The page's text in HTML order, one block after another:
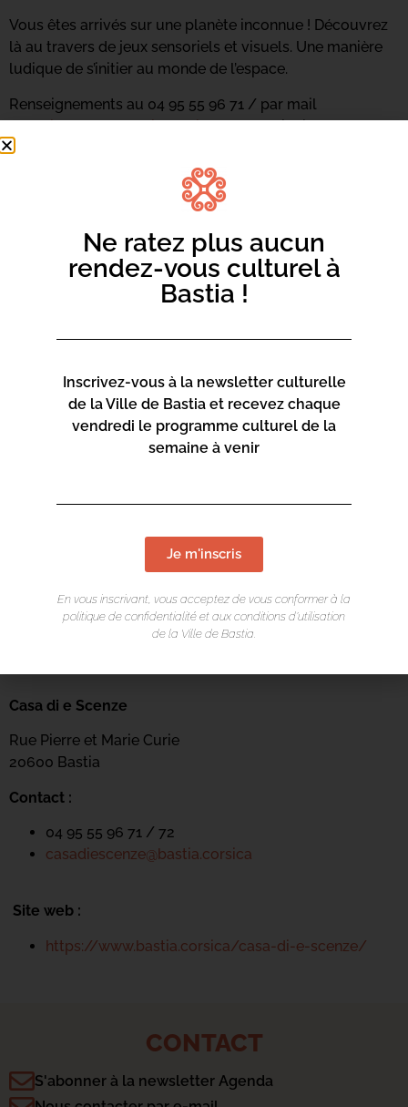
Vous êtes arrivés sur une planète inconnue ! Découvrez
là au travers de jeux sensoriels et visuels. Une manière
ludique de s’initier au monde de l’espace.
Renseignements au 04 95 55 96 71 / par mail
casadiescenze@bastia.corsica/ sur le site internet
casadiescenze.bastia.corsica
Casa di e Scenze
Rue Pierre et Marie Curie
20600 Bastia
Contact :
04 95 55 96 71 / 72
casadiescenze@bastia.corsica
Site web :
https://www.bastia.corsica/casa-di-e-scenze/
CONTACT
S'abonner à la newsletter Agenda
Ne ratez plus aucun
rendez-vous culturel à
Bastia !
Inscrivez-vous à la newsletter culturelle
de la Ville de Bastia et recevez chaque
vendredi le programme culturel de la
semaine à venir
Je m'inscris
En vous inscrivant, vous acceptez de vous conformer à la
politique de confidentialité et aux conditions d’utilisation
de la Ville de Bastia.